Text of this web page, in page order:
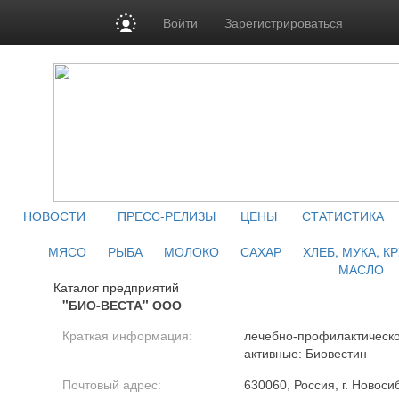
Войти Зарегистрироваться
НОВОСТИ ПРЕСС-РЕЛИЗЫ ЦЕНЫ
СТАТИСТИКА
МЯСО
РЫБА МОЛОКО САХАР
ХЛЕБ, МУКА,
МАСЛО
Каталог предприятий
"БИО-ВЕСТА" ООО
Краткая информация:
лечебно-
активные: Биовестин
Почтовый адрес: 630060, Россия, г.